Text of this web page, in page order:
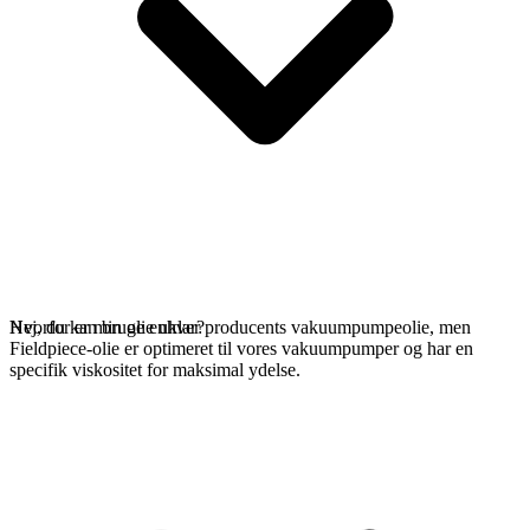
Nej, du kan bruge enhver producents vakuumpumpeolie, men
Fieldpiece-olie er optimeret til vores vakuumpumper og har en
specifik viskositet for maksimal ydelse.
Hvorfor er min olie uklar?